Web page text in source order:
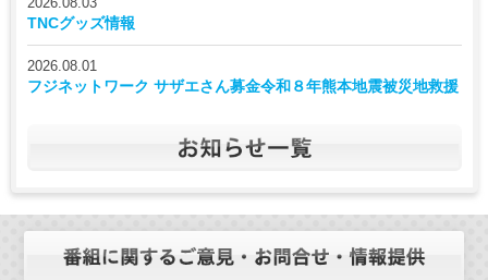
TNCグッズ情報
2026.08.01
フジネットワーク サザエさん募金令和８年熊本地震被災地救援